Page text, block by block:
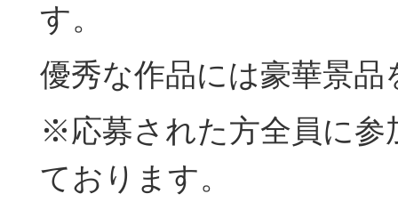
す。
優秀な作品には豪華景品
※応募された方全員に参
ております。